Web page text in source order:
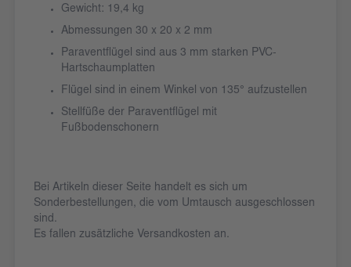
Gewicht: 19,4 kg
Abmessungen 30 x 20 x 2 mm
Paraventflügel sind aus 3 mm starken PVC-
Hartschaumplatten
Flügel sind in einem Winkel von 135° aufzustellen
Stellfüße der Paraventflügel mit
Fußbodenschonern
Bei Artikeln dieser Seite handelt es sich um
Sonderbestellungen, die vom Umtausch ausgeschlossen
sind.
Es fallen zusätzliche Versandkosten an.